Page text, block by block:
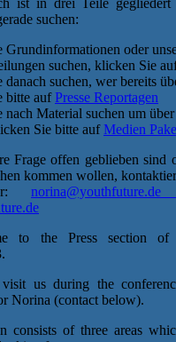
suchen:
oder
suchen, klicken Sie
suchen, wer bereits
bitte aufPresse Reportagen
Material suchen um über
Sie bitte aufMedien
Frage offen geblieben sind
kommen wollen,
norina@youthfuture.de
to the Press section of
us during the
Norina (contact below).
consists of three areas